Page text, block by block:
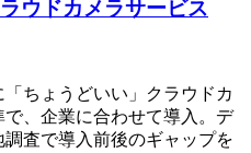
ウドカメラサービス
ちょうどいい」クラウドカ
で、企業に合わせて導入。デ
査で導入前後のギャップを